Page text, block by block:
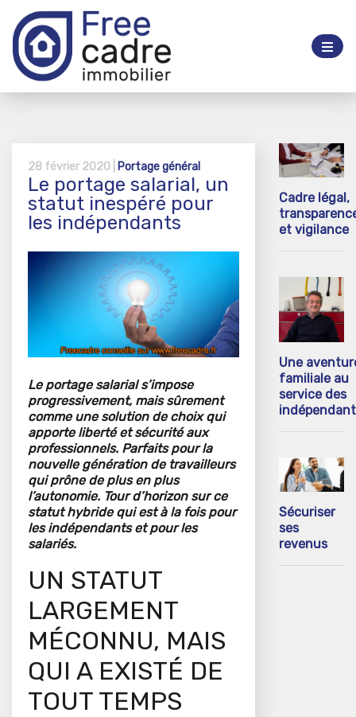
28 février 2020 | Portage général
Le portage salarial, un
statut inespéré pour
les indépendants
Le portage salarial s’impose
progressivement, mais sûrement
comme une solution de choix qui
apporte liberté et sécurité aux
professionnels. Parfaits pour la
nouvelle génération de travailleurs
qui prône de plus en plus
l’autonomie. Tour d’horizon sur ce
statut hybride qui est à la fois pour
les indépendants et pour les
salariés.
UN STATUT
LARGEMENT
MÉCONNU, MAIS
QUI A EXISTÉ DE
TOUT TEMPS
Cadre légal,
et vigilance
Une
familiale au
service des
Sécuriser
ses
revenus